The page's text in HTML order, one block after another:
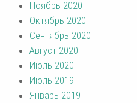
Ноябрь 2020
Октябрь 2020
Сентябрь 2020
Август 2020
Июль 2020
Июль 2019
Январь 2019